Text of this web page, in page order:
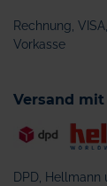
Rechnung,
Vorkasse
Versand mit
DPD, Hellmann